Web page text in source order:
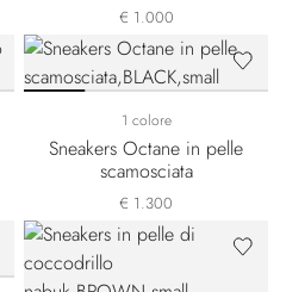
€ 1.000
1 colore
Sneakers Octane in pelle
scamosciata
€ 1.300